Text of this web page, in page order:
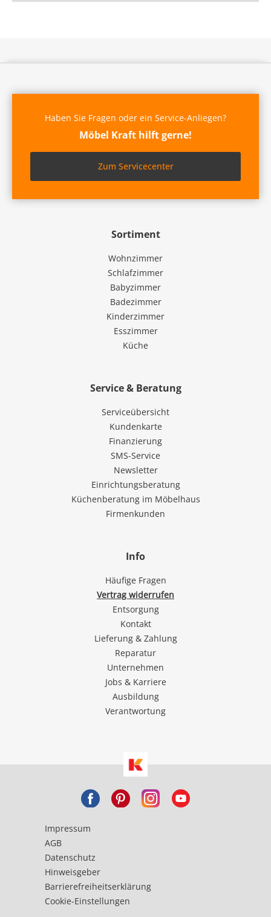
Sortiment
Wohnzimmer
Schlafzimmer
Babyzimmer
Badezimmer
Kinderzimmer
Esszimmer
Küche
Service & Beratung
Serviceübersicht
Kundenkarte
Finanzierung
SMS-Service
Newsletter
Einrichtungsberatung
Küchenberatung im Möbelhaus
Firmenkunden
Info
Häufige Fragen
Vertrag widerrufen
Entsorgung
Kontakt
Lieferung & Zahlung
Reparatur
Unternehmen
Jobs & Karriere
Ausbildung
Verantwortung
Haben Sie Fragen oder ein Service-Anliegen?
Möbel Kraft hilft gerne!
Zum Servicecenter
Impressum
AGB
Datenschutz
Hinweisgeber
Barrierefreiheitserklärung
Cookie-Einstellungen